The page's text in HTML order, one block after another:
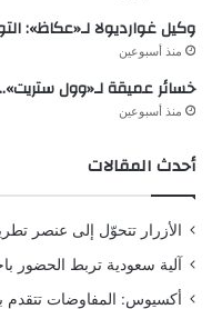
وكيل غوارديولا لـ«عكاظ»:
منذ أسبوعين
خسائر عميقة لـ«وول ستريت»..
منذ أسبوعين
أحدث المقالات
الأزرار تتحوّل إلى عنصر
آلية سعودية تربط الحضور
أكسيوس: المفاوضات تتقدم